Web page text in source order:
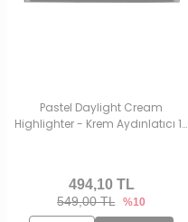
Pastel Daylight Cream
Highlighter - Krem Aydınlatıcı 13
549,00 TL %10
494,10TL